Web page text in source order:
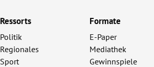
Ressorts
Politik
Regionales
Sport
Formate
E-Paper
Mediathek
Gewinnspiele